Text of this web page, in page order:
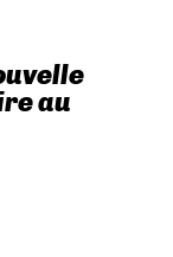
au